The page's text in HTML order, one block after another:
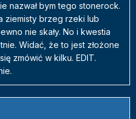
nazwał bym tego stonerock.
ziemisty brzeg rzeki lub
nie skały. No i kwestia
Widać, że to jest złożone
zmówić w kilku. EDIT.